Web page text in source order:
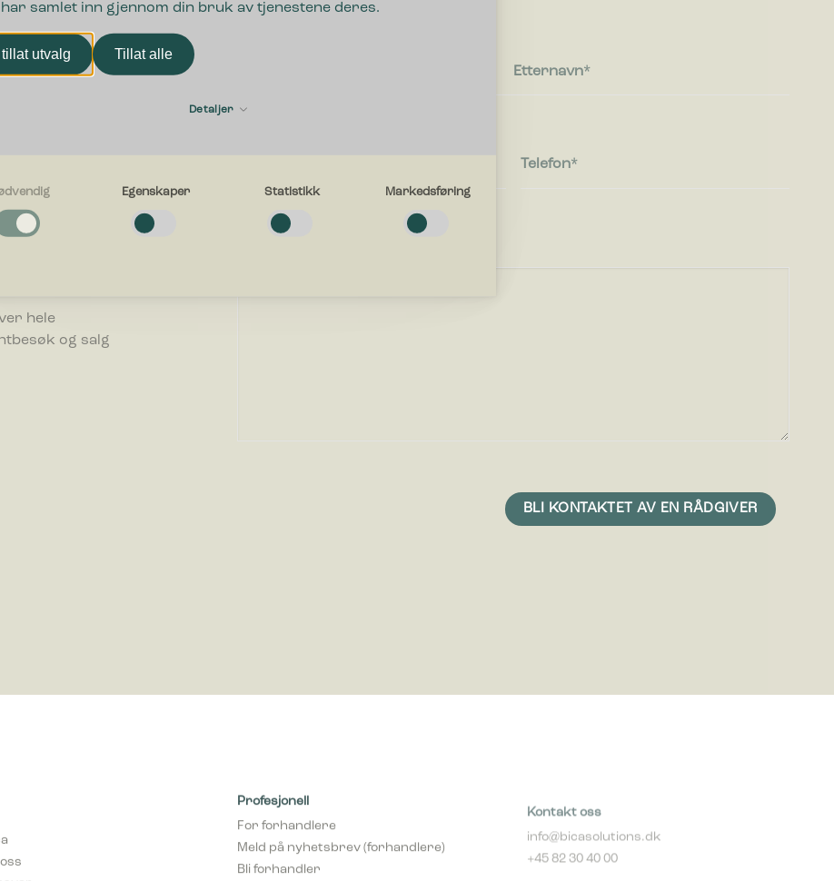
har samlet inn gjennom din bruk av tjenestene deres.
tillat utvalg Tillat alle
Detaljer
cookies bidra til å gjøre en nettside brukbart ved at grunnleggende funksjoner
seg eller ser ut, ting som ditt foretrukne språk eller den regionen du befinner deg i.
Egenskaper Statistikk Markedsføring
din bedrift. Vi
hele
og salg
Etternavn
Telefon
Bli forhandler
info@bicasolutions.dk
+45 82 30 40 00